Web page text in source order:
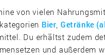
von vielen
Bier ,Getränke
Du erhältst zudem
und außerdem